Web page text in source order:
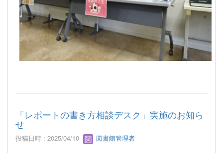
「レポートの書き方相談デスク」実施のお知ら
せ
投稿日時 : 2025/04/10 図書館管理者